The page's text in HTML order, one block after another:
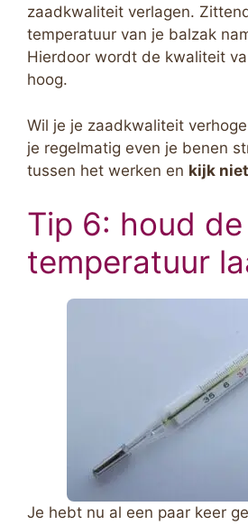
zaadkwaliteit verlagen.
temperatuur van je balzak
Hierdoor wordt de kwaliteit
hoog.
Wil je je zaadkwaliteit
je regelmatig even je benen
tussen het werken en kijk
Tip 6: houd de
temperatuur
Je hebt nu al een paar keer